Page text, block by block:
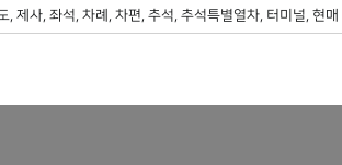
, 제사, 좌석, 차례 , 차편, 추석, 추석특별열차, 터미널, 현매